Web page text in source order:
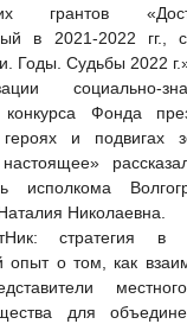
грантов
в 2021-2022 гг.,
Годы. Судьбы 2022
социально-
Фонда
и подвигах
исполкома
Николаевна.
стратегия в
опыт о том, как
для